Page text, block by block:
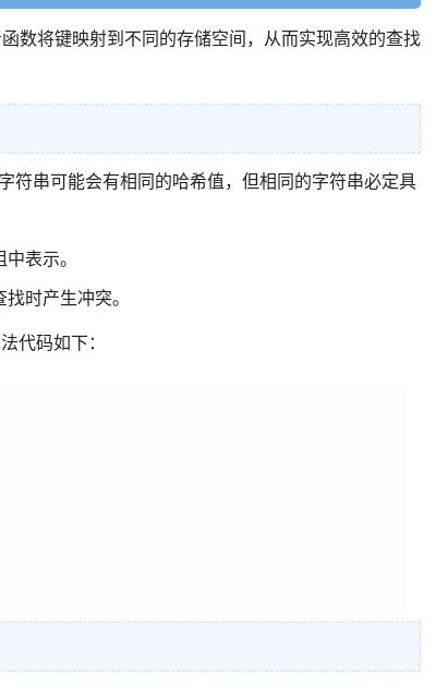
数将键映射到不同的存储空间，从而实现高效的查找
符串可能会有相同的哈希值，但相同的字符串必定具
表示。
时产生冲突。
代码如下：